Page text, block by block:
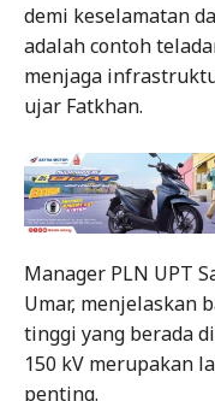
demi keselamatan
adalah contoh
menjaga
ujar Fatkhan.
Manager PLN UPT
Umar, menjelaskan
tinggi yang berada
150 kV merupakan
penting.